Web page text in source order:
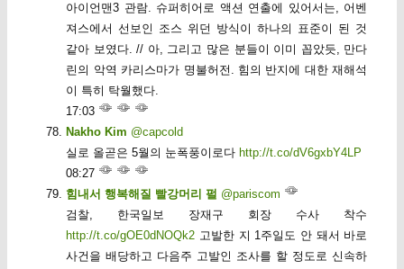
아이언맨3 관람. 슈퍼히어로 액션 연출에 있어서는, 어벤
져스에서 선보인 조스 위던 방식이 하나의 표준이 된 것
같아 보였다. // 아, 그리고 많은 분들이 이미 꼽았듯, 만다
린의 악역 카리스마가 명불허전. 힘의 반지에 대한 재해석
이 특히 탁월했다.
17:03
Nakho Kim @capcold
실로 올곧은 5월의 눈폭풍이로다 http://t.co/dV6gxbY4LP
08:27
힘내서 행복해질 빨강머리 펄 @pariscom
검찰, 한국일보 장재구 회장 수사 착수
http://t.co/gOE0dNOQk2 고발한 지 1주일도 안 돼서 바로
사건을 배당하고 다음주 고발인 조사를 할 정도로 신속하